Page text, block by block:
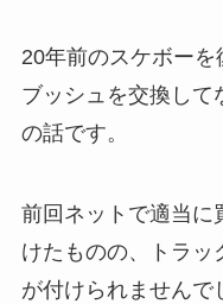
20年前のスケボー
ブッシュを交換して
の話です。
前回ネットで適当に
けたものの、トラッ
が付けられませんで